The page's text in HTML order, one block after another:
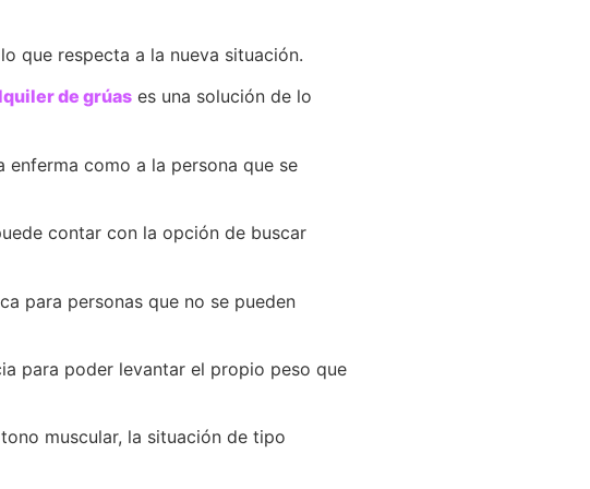
que respecta a la nueva situación.
de grúas es una solución de lo
enferma como a la persona que se
contar con la opción de buscar
para personas que no se pueden
para poder levantar el propio peso que
muscular, la situación de tipo